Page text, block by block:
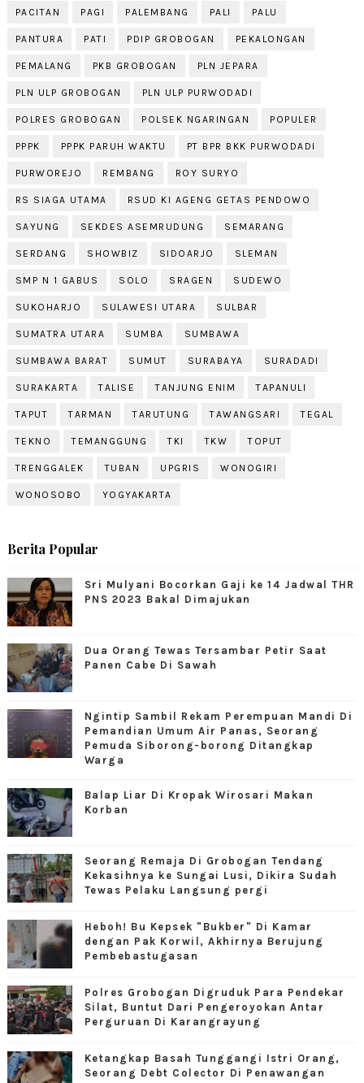
PACITAN PAGI PALEMBANG PALI PALU
PANTURA PATI PDIP GROBOGAN PEKALONGAN
PEMALANG PKB GROBOGAN PLN JEPARA
PLN ULP GROBOGAN PLN ULP PURWODADI
POLRES GROBOGAN POLSEK NGARINGAN POPULER
PPPK PPPK PARUH WAKTU PT BPR BKK PURWODADI
PURWOREJO REMBANG ROY SURYO
RS SIAGA UTAMA RSUD KI AGENG GETAS PENDOWO
SAYUNG SEKDES ASEMRUDUNG SEMARANG
SERDANG SHOWBIZ SIDOARJO SLEMAN
SMP N 1 GABUS SOLO SRAGEN SUDEWO
SUKOHARJO SULAWESI UTARA SULBAR
SUMATRA UTARA SUMBA SUMBAWA
SUMBAWA BARAT SUMUT SURABAYA SURADADI
SURAKARTA TALISE TANJUNG ENIM TAPANULI
TAPUT TARMAN TARUTUNG TAWANGSARI TEGAL
TEKNO TEMANGGUNG TKI TKW TOPUT
TRENGGALEK TUBAN UPGRIS WONOGIRI
WONOSOBO YOGYAKARTA
Berita Popular
Sri Mulyani Bocorkan Gaji ke 14 Jadwal THR
PNS 2023 Bakal Dimajukan
Dua Orang Tewas Tersambar Petir Saat
Panen Cabe Di Sawah
Ngintip Sambil Rekam Perempuan Mandi Di
Pemandian Umum Air Panas, Seorang
Pemuda Siborong-borong Ditangkap
Warga
Balap Liar Di Kropak Wirosari Makan
Korban
Seorang Remaja Di Grobogan Tendang
Kekasihnya ke Sungai Lusi, Dikira Sudah
Tewas Pelaku Langsung pergi
Heboh! Bu Kepsek "Bukber" Di Kamar
dengan Pak Korwil, Akhirnya Berujung
Pembebastugasan
Polres Grobogan Digruduk Para Pendekar
Silat, Buntut Dari Pengeroyokan Antar
Perguruan Di Karangrayung
Ketangkap Basah Tunggangi Istri Orang,
Seorang Debt Colector Di Penawangan